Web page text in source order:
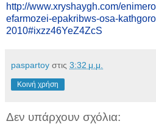
http://www.xryshaygh.com/
efarmozei-epakribws-osa-
2010#ixzz46YeZ4ZcS
paspartoy στις 3:32 μ.μ.
Κοινή χρήση
Δεν υπάρχουν σχόλια: